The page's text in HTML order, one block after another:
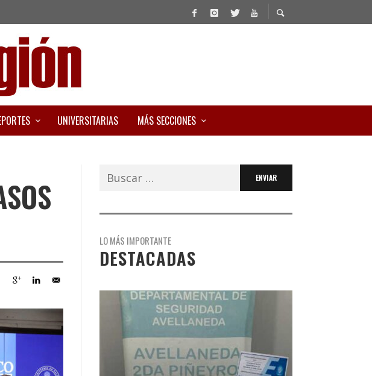
UNIVERSITARIAS MÁS SECCIONES
Buscar:
LO MÁS IMPORTANTE
DESTACADAS